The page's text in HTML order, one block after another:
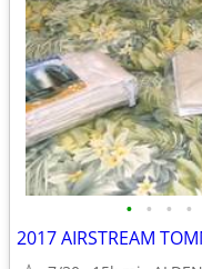
• • • •
2017 AIRSTREAM